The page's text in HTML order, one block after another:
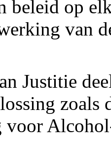
beleid op
van
Justitie
zoals
voor